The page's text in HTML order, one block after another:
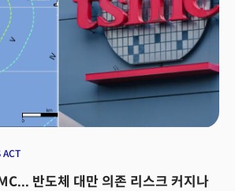
ACT
반도체 대만 의존 리스크 커지나